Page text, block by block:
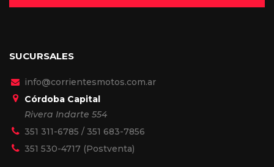
SUCURSALES
info@corrientesmotos.com.ar
Córdoba Capital
Rivera Indarte 554
351 311-6785 / 351 683-7856
351 530-4717 (Postventa)